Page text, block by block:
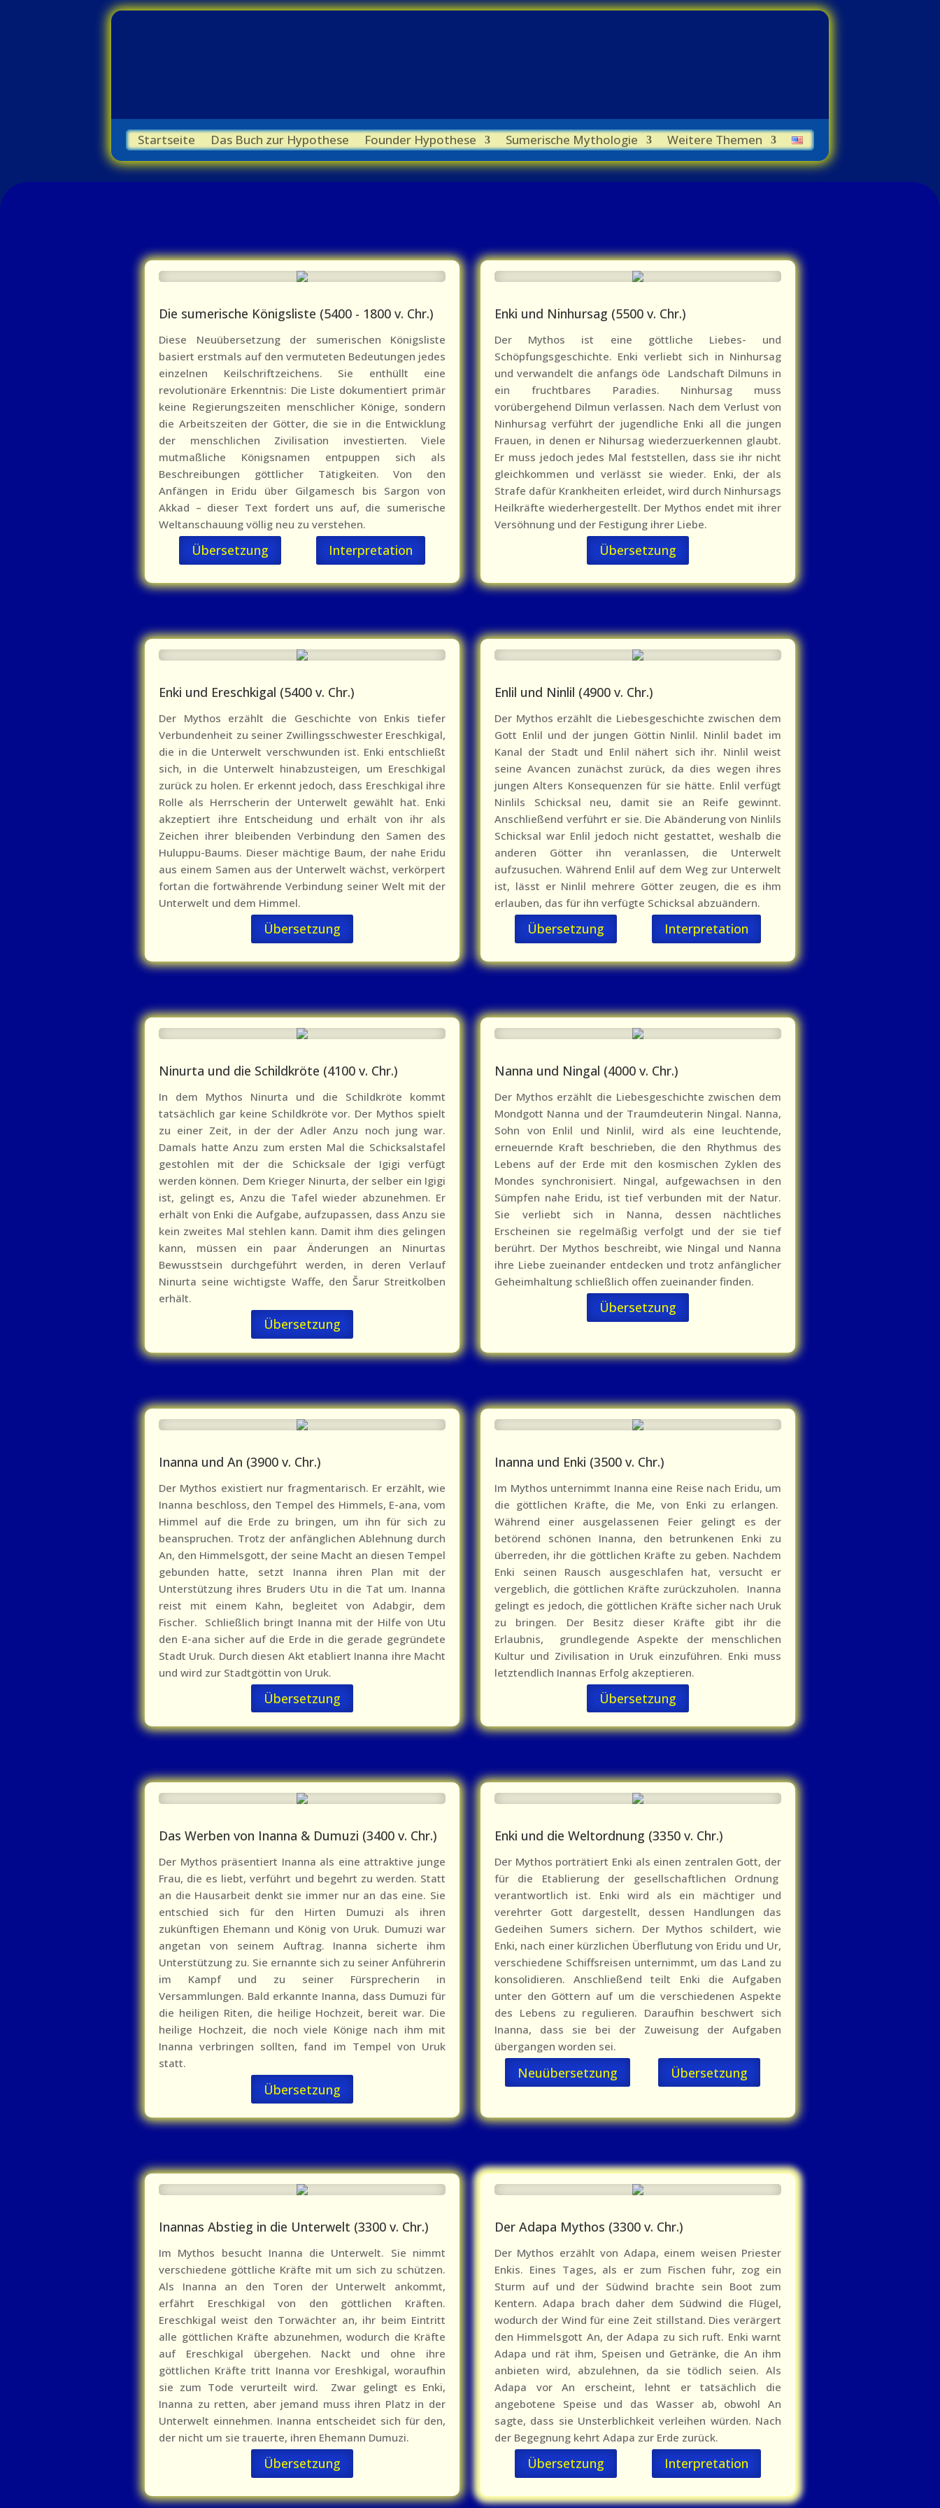
Startseite Das Buch zur Hypothese Founder Hypothese Sumerische Mythologie Weitere Themen
Die sumerische Königsliste (5400 - 1800 v. Chr.)
Diese Neuübersetzung der sumerischen Königsliste
basiert erstmals auf den vermuteten Bedeutungen jedes
einzelnen Keilschriftzeichens. Sie enthüllt eine
revolutionäre Erkenntnis: Die Liste dokumentiert primär
keine Regierungszeiten menschlicher Könige, sondern
die Arbeitszeiten der Götter, die sie in die Entwicklung
der menschlichen Zivilisation investierten. Viele
mutmaßliche Königsnamen entpuppen sich als
Beschreibungen göttlicher Tätigkeiten. Von den
Anfängen in Eridu über Gilgamesch bis Sargon von
Akkad – dieser Text fordert uns auf, die sumerische
Weltanschauung völlig neu zu verstehen.
Übersetzung Interpretation
Enki und Ninhursag (5500 v. Chr.)
Der Mythos ist eine göttliche Liebes- und
Schöpfungsgeschichte. Enki verliebt sich in Ninhursag
und verwandelt die anfangs öde Landschaft Dilmuns in
ein fruchtbares Paradies. Ninhursag muss
vorübergehend Dilmun verlassen. Nach dem Verlust von
Ninhursag verführt der jugendliche Enki all die jungen
Frauen, in denen er Nihursag wiederzuerkennen glaubt.
Er muss jedoch jedes Mal feststellen, dass sie ihr nicht
gleichkommen und verlässt sie wieder. Enki, der als
Strafe dafür Krankheiten erleidet, wird durch Ninhursags
Heilkräfte wiederhergestellt. Der Mythos endet mit ihrer
Versöhnung und der Festigung ihrer Liebe.
Übersetzung
Enki und Ereschkigal (5400 v. Chr.)
Der Mythos erzählt die Geschichte von Enkis tiefer
Verbundenheit zu seiner Zwillingsschwester Ereschkigal,
die in die Unterwelt verschwunden ist. Enki entschließt
sich, in die Unterwelt hinabzusteigen, um Ereschkigal
zurück zu holen. Er erkennt jedoch, dass Ereschkigal ihre
Rolle als Herrscherin der Unterwelt gewählt hat. Enki
akzeptiert ihre Entscheidung und erhält von ihr als
Zeichen ihrer bleibenden Verbindung den Samen des
Huluppu-Baums. Dieser mächtige Baum, der nahe Eridu
aus einem Samen aus der Unterwelt wächst, verkörpert
fortan die fortwährende Verbindung seiner Welt mit der
Unterwelt und dem Himmel.
Übersetzung
Enlil und Ninlil (4900 v. Chr.)
Der Mythos erzählt die Liebesgeschichte zwischen dem
Gott Enlil und der jungen Göttin Ninlil. Ninlil badet im
Kanal der Stadt und Enlil nähert sich ihr. Ninlil weist
seine Avancen zunächst zurück, da dies wegen ihres
jungen Alters Konsequenzen für sie hätte. Enlil verfügt
Ninlils Schicksal neu, damit sie an Reife gewinnt.
Anschließend verführt er sie. Die Abänderung von Ninlils
Schicksal war Enlil jedoch nicht gestattet, weshalb die
anderen Götter ihn veranlassen, die Unterwelt
aufzusuchen. Während Enlil auf dem Weg zur Unterwelt
ist, lässt er Ninlil mehrere Götter zeugen, die es ihm
erlauben, das für ihn verfügte Schicksal abzuändern.
Übersetzung Interpretation
Ninurta und die Schildkröte (4100 v. Chr.)
In dem Mythos Ninurta und die Schildkröte kommt
tatsächlich gar keine Schildkröte vor. Der Mythos spielt
zu einer Zeit, in der der Adler Anzu noch jung war.
Damals hatte Anzu zum ersten Mal die Schicksalstafel
gestohlen mit der die Schicksale der Igigi verfügt
werden können. Dem Krieger Ninurta, der selber ein Igigi
ist, gelingt es, Anzu die Tafel wieder abzunehmen. Er
erhält von Enki die Aufgabe, aufzupassen, dass Anzu sie
kein zweites Mal stehlen kann. Damit ihm dies gelingen
kann, müssen ein paar Änderungen an Ninurtas
Bewusstsein durchgeführt werden, in deren Verlauf
Ninurta seine wichtigste Waffe, den Šarur Streitkolben
erhält.
Übersetzung
Nanna und Ningal (4000 v. Chr.)
Der Mythos erzählt die Liebesgeschichte zwischen dem
Mondgott Nanna und der Traumdeuterin Ningal. Nanna,
Sohn von Enlil und Ninlil, wird als eine leuchtende,
erneuernde Kraft beschrieben, die den Rhythmus des
Lebens auf der Erde mit den kosmischen Zyklen des
Mondes synchronisiert. Ningal, aufgewachsen in den
Sümpfen nahe Eridu, ist tief verbunden mit der Natur.
Sie verliebt sich in Nanna, dessen nächtliches
Erscheinen sie regelmäßig verfolgt und der sie tief
berührt. Der Mythos beschreibt, wie Ningal und Nanna
ihre Liebe zueinander entdecken und trotz anfänglicher
Geheimhaltung schließlich offen zueinander finden.
Übersetzung
Inanna und An (3900 v. Chr.)
Der Mythos existiert nur fragmentarisch. Er erzählt, wie
Inanna beschloss, den Tempel des Himmels, E-ana, vom
Himmel auf die Erde zu bringen, um ihn für sich zu
beanspruchen. Trotz der anfänglichen Ablehnung durch
An, den Himmelsgott, der seine Macht an diesen Tempel
gebunden hatte, setzt Inanna ihren Plan mit der
Unterstützung ihres Bruders Utu in die Tat um. Inanna
reist mit einem Kahn, begleitet von Adabgir, dem
Fischer. Schließlich bringt Inanna mit der Hilfe von Utu
den E-ana sicher auf die Erde in die gerade gegründete
Stadt Uruk. Durch diesen Akt etabliert Inanna ihre Macht
und wird zur Stadtgöttin von Uruk.
Übersetzung
Inanna und Enki (3500 v. Chr.)
Im Mythos unternimmt Inanna eine Reise nach Eridu, um
die göttlichen Kräfte, die Me, von Enki zu erlangen.
Während einer ausgelassenen Feier gelingt es der
betörend schönen Inanna, den betrunkenen Enki zu
überreden, ihr die göttlichen Kräfte zu geben. Nachdem
Enki seinen Rausch ausgeschlafen hat, versucht er
vergeblich, die göttlichen Kräfte zurückzuholen. Inanna
gelingt es jedoch, die göttlichen Kräfte sicher nach Uruk
zu bringen. Der Besitz dieser Kräfte gibt ihr die
Erlaubnis, grundlegende Aspekte der menschlichen
Kultur und Zivilisation in Uruk einzuführen. Enki muss
letztendlich Inannas Erfolg akzeptieren.
Übersetzung
Das Werben von Inanna & Dumuzi (3400 v. Chr.)
Der Mythos präsentiert Inanna als eine attraktive junge
Frau, die es liebt, verführt und begehrt zu werden. Statt
an die Hausarbeit denkt sie immer nur an das eine. Sie
entschied sich für den Hirten Dumuzi als ihren
zukünftigen Ehemann und König von Uruk. Dumuzi war
angetan von seinem Auftrag. Inanna sicherte ihm
Unterstützung zu. Sie ernannte sich zu seiner Anführerin
im Kampf und zu seiner Fürsprecherin in
Versammlungen. Bald erkannte Inanna, dass Dumuzi für
die heiligen Riten, die heilige Hochzeit, bereit war. Die
heilige Hochzeit, die noch viele Könige nach ihm mit
Inanna verbringen sollten, fand im Tempel von Uruk
statt.
Übersetzung
Enki und die Weltordnung (3350 v. Chr.)
Der Mythos porträtiert Enki als einen zentralen Gott, der
für die Etablierung der gesellschaftlichen Ordnung
verantwortlich ist. Enki wird als ein mächtiger und
verehrter Gott dargestellt, dessen Handlungen das
Gedeihen Sumers sichern. Der Mythos schildert, wie
Enki, nach einer kürzlichen Überflutung von Eridu und Ur,
verschiedene Schiffsreisen unternimmt, um das Land zu
konsolidieren. Anschließend teilt Enki die Aufgaben
unter den Göttern auf um die verschiedenen Aspekte
des Lebens zu regulieren. Daraufhin beschwert sich
Inanna, dass sie bei der Zuweisung der Aufgaben
übergangen worden sei.
Neuübersetzung Übersetzung
Inannas Abstieg in die Unterwelt (3300 v. Chr.)
Im Mythos besucht Inanna die Unterwelt. Sie nimmt
verschiedene göttliche Kräfte mit um sich zu schützen.
Als Inanna an den Toren der Unterwelt ankommt,
erfährt Ereschkigal von den göttlichen Kräften.
Ereschkigal weist den Torwächter an, ihr beim Eintritt
alle göttlichen Kräfte abzunehmen, wodurch die Kräfte
auf Ereschkigal übergehen. Nackt und ohne ihre
göttlichen Kräfte tritt Inanna vor Ereshkigal, woraufhin
sie zum Tode verurteilt wird. Zwar gelingt es Enki,
Inanna zu retten, aber jemand muss ihren Platz in der
Unterwelt einnehmen. Inanna entscheidet sich für den,
der nicht um sie trauerte, ihren Ehemann Dumuzi.
Übersetzung
Der Adapa Mythos (3300 v. Chr.)
Der Mythos erzählt von Adapa, einem weisen Priester
Enkis. Eines Tages, als er zum Fischen fuhr, zog ein
Sturm auf und der Südwind brachte sein Boot zum
Kentern. Adapa brach daher dem Südwind die Flügel,
wodurch der Wind für eine Zeit stillstand. Dies verärgert
den Himmelsgott An, der Adapa zu sich ruft. Enki warnt
Adapa und rät ihm, Speisen und Getränke, die An ihm
anbieten wird, abzulehnen, da sie tödlich seien. Als
Adapa vor An erscheint, lehnt er tatsächlich die
angebotene Speise und das Wasser ab, obwohl An
sagte, dass sie Unsterblichkeit verleihen würden. Nach
der Begegnung kehrt Adapa zur Erde zurück.
Übersetzung Interpretation